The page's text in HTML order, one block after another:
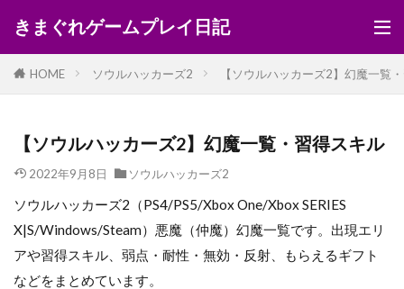
きまぐれゲームプレイ日記
HOME ソウルハッカーズ2 【ソウルハッカーズ2】幻魔一覧
【ソウルハッカーズ2】幻魔一覧・習得スキル
2022年9月8日 ソウルハッカーズ2
ソウルハッカーズ2（PS4/PS5/Xbox One/Xbox SERIES
X|S/Windows/Steam）悪魔（仲魔）幻魔一覧です。出現エリ
アや習得スキル、弱点・耐性・無効・反射、もらえるギフト
などをまとめています。